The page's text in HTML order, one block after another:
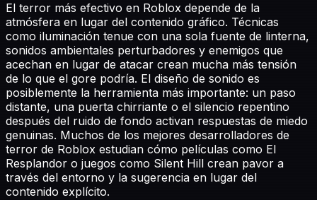
El terror más efectivo en Roblox depende de la
atmósfera en lugar del contenido gráfico. Técnicas
como iluminación tenue con una sola fuente de linterna,
sonidos ambientales perturbadores y enemigos que
acechan en lugar de atacar crean mucha más tensión
de lo que el gore podría. El diseño de sonido es
posiblemente la herramienta más importante: un paso
distante, una puerta chirriante o el silencio repentino
después del ruido de fondo activan respuestas de miedo
genuinas. Muchos de los mejores desarrolladores de
terror de Roblox estudian cómo películas como El
Resplandor o juegos como Silent Hill crean pavor a
través del entorno y la sugerencia en lugar del
contenido explícito.